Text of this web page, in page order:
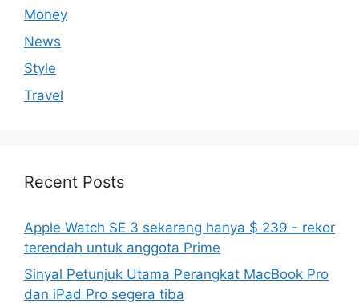
Money
News
Style
Travel
Recent Posts
Apple Watch SE 3 sekarang hanya $ 239 - rekor
terendah untuk anggota Prime
Sinyal Petunjuk Utama Perangkat MacBook Pro
dan iPad Pro segera tiba